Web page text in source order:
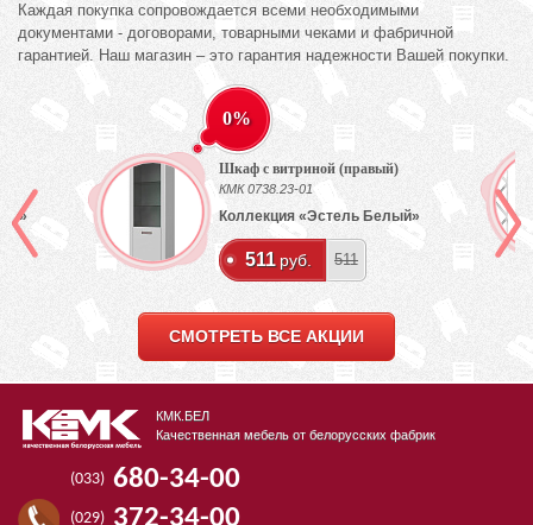
Каждая покупка сопровождается всеми необходимыми
документами - договорами, товарными чеками и фабричной
гарантией. Наш магазин – это гарантия надежности Вашей покупки.
0%
Шкаф с витриной (правый)
КМК 0738.23-01
Коллекция «Эстель Белый»
511 руб. 511
СМОТРЕТЬ ВСЕ АКЦИИ
КМК.БЕЛ
Качественная мебель от белорусских фабрик
(033) 680-34-00
(029) 372-34-00